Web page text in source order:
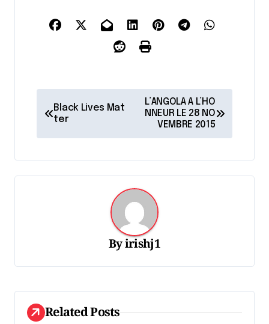
v
i
g
d
e
Black Lives Mat
ter
L’ANGOLA A L’HO
NNEUR LE 28 NO
VEMBRE 2015
Byirishj1
Related Posts